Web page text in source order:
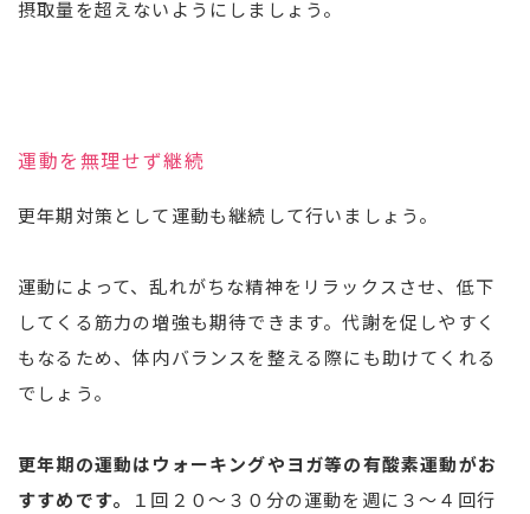
摂取量を超えないようにしましょう。
運動を無理せず継続
更年期対策として運動も継続して行いましょう。
運動によって、乱れがちな精神をリラックスさせ、低下
してくる筋力の増強も期待できます。代謝を促しやすく
もなるため、体内バランスを整える際にも助けてくれる
でしょう。
更年期の運動はウォーキングやヨガ等の有酸素運動がお
すすめです。
１回２０～３０分の運動を週に３～４回行